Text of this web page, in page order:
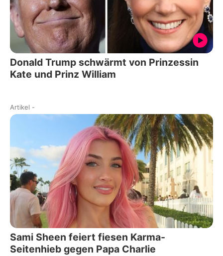
Donald Trump schwärmt von Prinzessin
Kate und Prinz William
Artikel -
Sami Sheen feiert fiesen Karma-
Seitenhieb gegen Papa Charlie